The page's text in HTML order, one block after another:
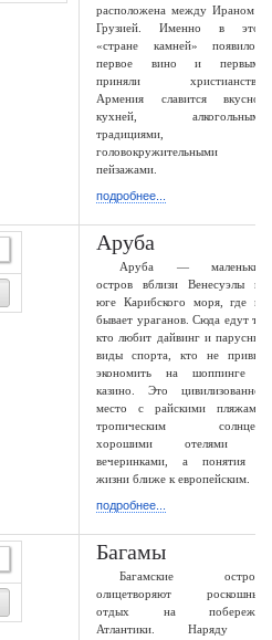
расположена между Ираном и
Грузией. Именно в этой
«стране камней» появилось
первое вино и первыми
приняли христианство.
Армения славится вкусной
кухней, алкогольными
традициями,
головокружительными
пейзажами.
подробнее...
Аруба
Аруба — маленький
остров вблизи Венесуэлы на
юге Карибского моря, где не
бывает ураганов. Сюда едут те,
кто любит дайвинг и парусные
виды спорта, кто не привык
экономить на шоппинге и
казино. Это цивилизованное
место с райскими пляжами,
тропическим солнцем,
хорошими отелями и
вечеринками, а понятия о
жизни ближе к европейским.
подробнее...
Багамы
Багамские острова
олицетворяют роскошный
отдых на побережье
Атлантики. Наряду с